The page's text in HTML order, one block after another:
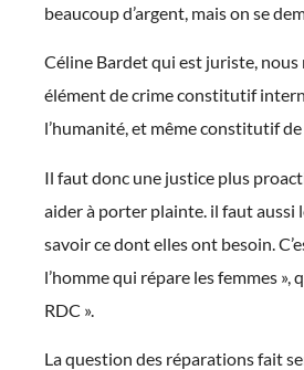
beaucoup d’argent, mais on se
Céline Bardet qui est juriste,
élément de crime constitutif
l’humanité, et même constitutif
Il faut donc une justice plus
aider à porter plainte. il faut aussi
savoir ce dont elles ont besoin.
l’homme qui répare les femmes »,
RDC ».
La question des réparations fait